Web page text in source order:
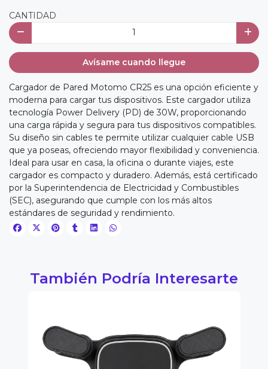
CANTIDAD
Avísame cuando llegue
Cargador de Pared Motomo CR25 es una opción eficiente y
moderna para cargar tus dispositivos. Este cargador utiliza
tecnología Power Delivery (PD) de 30W, proporcionando
una carga rápida y segura para tus dispositivos compatibles.
Su diseño sin cables te permite utilizar cualquier cable USB
que ya poseas, ofreciendo mayor flexibilidad y conveniencia.
Ideal para usar en casa, la oficina o durante viajes, este
cargador es compacto y duradero. Además, está certificado
por la Superintendencia de Electricidad y Combustibles
(SEC), asegurando que cumple con los más altos
estándares de seguridad y rendimiento.
También Podría Interesarte